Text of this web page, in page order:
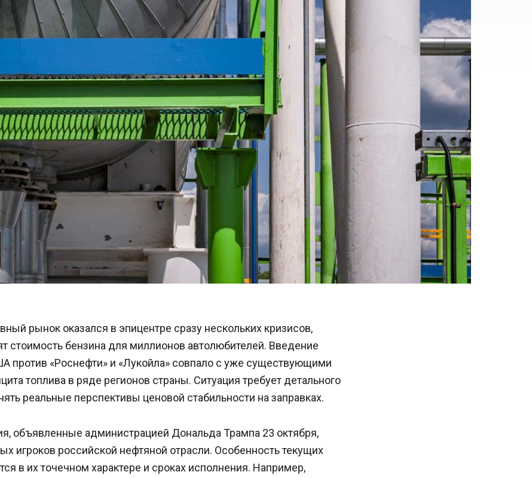
рынок оказался в эпицентре сразу нескольких кризисов,
стоимость бензина для миллионов автолюбителей. Введение
против «Роснефти» и «Лукойла» совпало с уже существующими
топлива в ряде регионов страны. Ситуация требует детального
реальные перспективы ценовой стабильности на заправках.
объявленные администрацией Дональда Трампа 23 октября,
игроков российской нефтяной отрасли. Особенность текущих
в их точечном характере и сроках исполнения. Например,